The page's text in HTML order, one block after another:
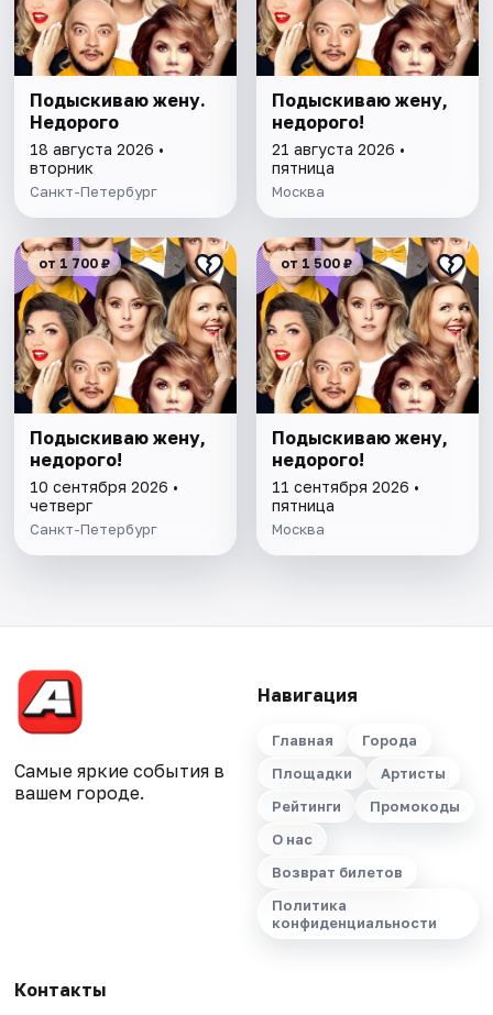
Подыскиваю жену.
Недорого
18 августа 2026 •
вторник
Санкт-Петербург
Подыскиваю жену,
недорого!
21 августа 2026 •
пятница
Москва
от 1 700 ₽
Подыскиваю жену,
недорого!
10 сентября 2026 •
четверг
Санкт-Петербург
от 1 500 ₽
Подыскиваю жену,
недорого!
11 сентября 2026 •
пятница
Москва
Самые яркие события в
вашем городе.
Навигация
Главная
Города
Площадки
Артисты
Рейтинги
Промокоды
О нас
Возврат билетов
Политика
конфиденциальности
Контакты